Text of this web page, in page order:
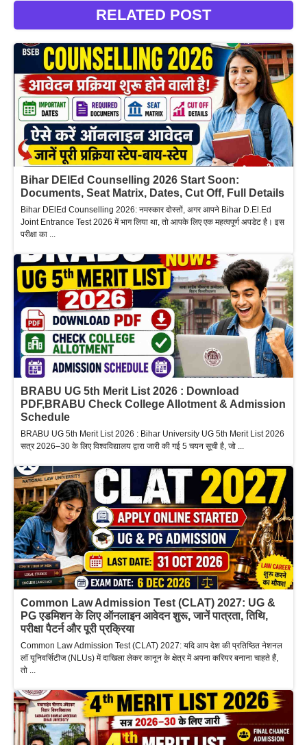
RELATED POST
Bihar DElEd Counselling 2026 Start Soon:
Documents, Seat Matrix, Dates, Cut Off, Full Details
Bihar DElEd Counselling 2026: नमस्कार दोस्तों, अगर आपने Bihar D.El.Ed
Joint Entrance Test 2026 में भाग लिया था, तो आपके लिए एक महत्वपूर्ण अपडेट है। इस
परीक्षा का ...
BRABU UG 5th Merit List 2026 : Download
PDF,BRABU Check College Allotment & Admission
Schedule
BRABU UG 5th Merit List 2026 : Bihar University UG 5th Merit List 2026
सत्र 2026–30 के लिए विश्वविद्यालय द्वारा जारी की गई 5 चयन सूची है, जो ...
Common Law Admission Test (CLAT) 2027: UG &
PG एडमिशन के लिए ऑनलाइन आवेदन शुरू, जानें पात्रता, तिथि,
परीक्षा पैटर्न और पूरी प्रक्रिया
Common Law Admission Test (CLAT) 2027: यदि आप देश की प्रतिष्ठित नेशनल
लॉ यूनिवर्सिटीज (NLUs) में दाखिला लेकर कानून के क्षेत्र में अपना करियर बनाना चाहते हैं,
तो ...